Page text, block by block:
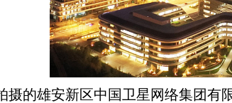
摄的雄安新区中国卫星网络集团有